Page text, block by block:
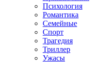
Психология
Романтика
Семейные
Спорт
Трагедия
Триллер
Ужасы